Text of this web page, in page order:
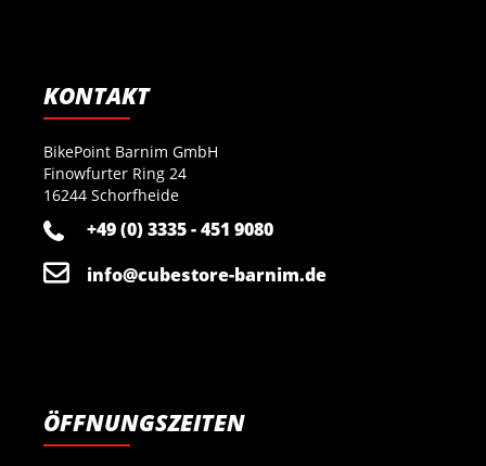
KONTAKT
BikePoint Barnim GmbH
Finowfurter Ring 24
16244 Schorfheide
+49 (0) 3335 - 451 9080
info@cubestore-barnim.de
ÖFFNUNGSZEITEN